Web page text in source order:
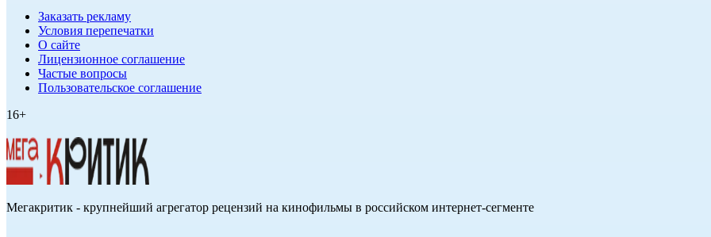
Заказать рекламу
Условия перепечатки
О сайте
Лицензионное соглашение
Частые вопросы
Пользовательское соглашение
16+
Мегакритик - крупнейший агрегатор рецензий на кинофильмы в российском интернет-сегменте